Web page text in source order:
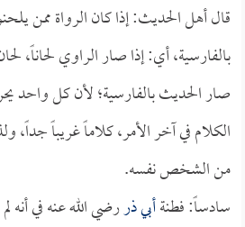
قال أهل الحديث: إذا كان الرواة ممن
بالفارسية، أي: إذا صار الراوي لحاناً،
صار الحديث بالفارسية؛ لأن كل واحد
الكلام في آخر الأمر، كلاماً غريباً
من الشخص نفسه.
سادساً: فطنةأبي ذررضي الله عنه في أنه